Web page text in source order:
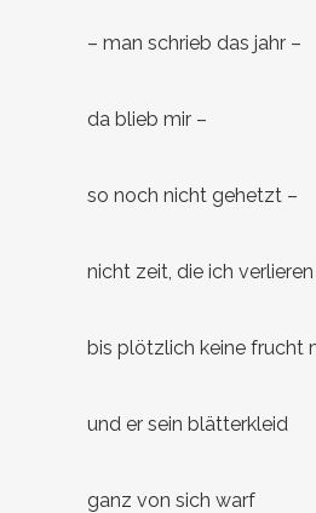
– man schrieb das jahr –
da blieb mir –
so noch nicht gehetzt –
nicht zeit, die ich
bis plötzlich keine frucht
und er sein blätterkleid
ganz von sich warf